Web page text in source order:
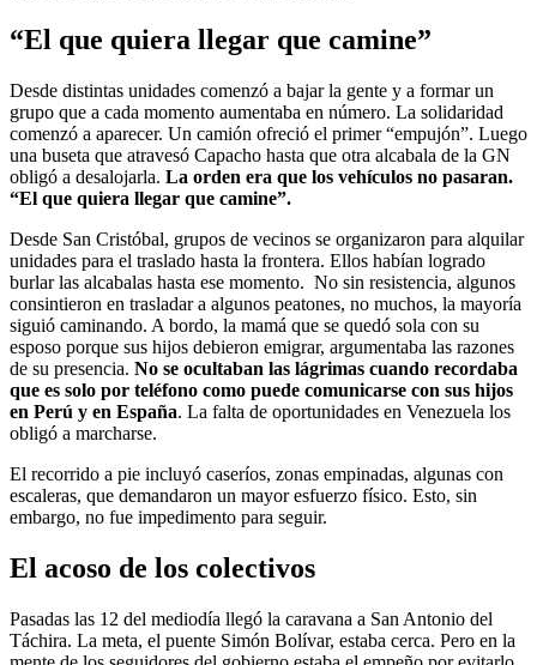
“El que quiera llegar que camine”
Desde distintas unidades comenzó a bajar la gente y a formar un
grupo que a cada momento aumentaba en número. La solidaridad
comenzó a aparecer. Un camión ofreció el primer “empujón”. Luego
una buseta que atravesó Capacho hasta que otra alcabala de la GN
obligó a desalojarla. La orden era que los vehículos no pasaran.
“El que quiera llegar que camine”.
Desde San Cristóbal, grupos de vecinos se organizaron para alquilar
unidades para el traslado hasta la frontera. Ellos habían logrado
burlar las alcabalas hasta ese momento. No sin resistencia, algunos
consintieron en trasladar a algunos peatones, no muchos, la mayoría
siguió caminando. A bordo, la mamá que se quedó sola con su
esposo porque sus hijos debieron emigrar, argumentaba las razones
de su presencia. No se ocultaban las lágrimas cuando recordaba
que es solo por teléfono como puede comunicarse con sus hijos
en Perú y en España. La falta de oportunidades en Venezuela los
obligó a marcharse.
El recorrido a pie incluyó caseríos, zonas empinadas, algunas con
escaleras, que demandaron un mayor esfuerzo físico. Esto, sin
embargo, no fue impedimento para seguir.
El acoso de los colectivos
Pasadas las 12 del mediodía llegó la caravana a San Antonio del
Táchira. La meta, el puente Simón Bolívar, estaba cerca. Pero en la